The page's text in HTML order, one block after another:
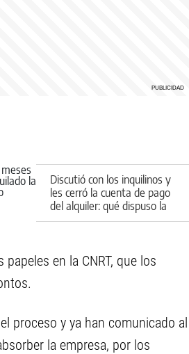
Discutió con los inquilinos y
les cerró la cuenta de pago
del alquiler: qué dispuso la
Justicia en Cipolletti
en la CNRT, que los
proceso y ya han comunicado al
la empresa, por los